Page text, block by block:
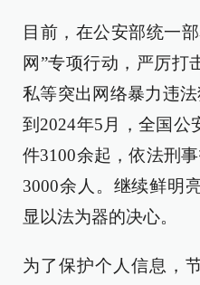
目前，在公安部统一
网”专项行动，严厉打
私等突出网络暴力违
到2024年5月，全国公
件3100余起，依法刑
3000余人。继续鲜明
显以法为器的决心。
为了保护个人信息，